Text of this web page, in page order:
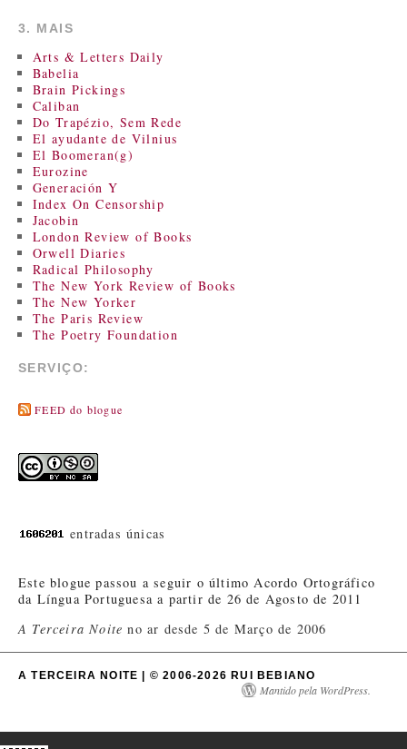
3. MAIS
Arts & Letters Daily
Babelia
Brain Pickings
Caliban
Do Trapézio, Sem Rede
El ayudante de Vilnius
El Boomeran(g)
Eurozine
Generación Y
Index On Censorship
Jacobin
London Review of Books
Orwell Diaries
Radical Philosophy
The New York Review of Books
The New Yorker
The Paris Review
The Poetry Foundation
SERVIÇO:
FEED do blogue
entradas únicas
Este blogue passou a seguir o último Acordo Ortográfico
da Língua Portuguesa a partir de 26 de Agosto de 2011
A Terceira Noite no ar desde 5 de Março de 2006
A TERCEIRA NOITE | © 2006-2026 RUI BEBIANO
Mantido pela WordPress.